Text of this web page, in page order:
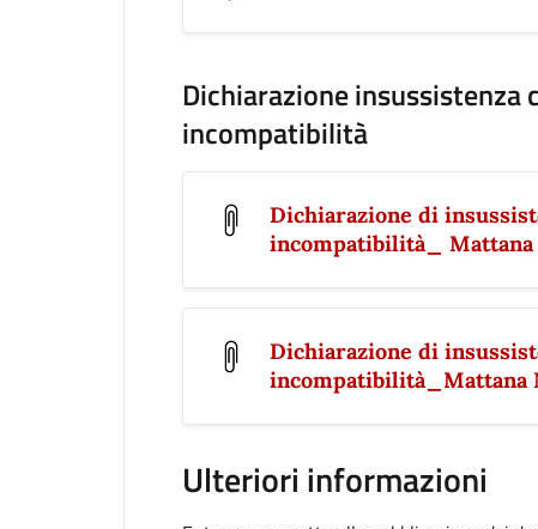
Dichiarazione insussistenza
incompatibilità
Dichiarazione di
incompatibilità_ Mattana
Dichiarazione di
incompatibilità_Mattana
Ulteriori informazioni